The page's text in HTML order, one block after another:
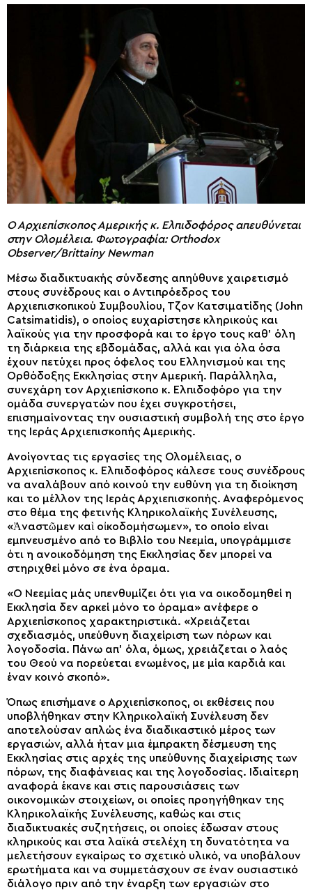
Ο Αρχιεπίσκοπος Αμερικής κ. Ελπιδοφόρος απευθύνεται
στην Ολομέλεια. Φωτογραφία: Orthodox
Observer/Brittainy Newman
Μέσω διαδικτυακής σύνδεσης απηύθυνε χαιρετισμό
στους συνέδρους και ο Αντιπρόεδρος του
Αρχιεπισκοπικού Συμβουλίου, Τζον Κατσιματίδης (John
Catsimatidis), ο οποίος ευχαρίστησε κληρικούς και
λαϊκούς για την προσφορά και το έργο τους καθ’ όλη
τη διάρκεια της εβδομάδας, αλλά και για όλα όσα
έχουν πετύχει προς όφελος του Ελληνισμού και της
Ορθόδοξης Εκκλησίας στην Αμερική. Παράλληλα,
συνεχάρη τον Αρχιεπίσκοπο κ. Ελπιδοφόρο για την
ομάδα συνεργατών που έχει συγκροτήσει,
επισημαίνοντας την ουσιαστική συμβολή της στο έργο
της Ιεράς Αρχιεπισκοπής Αμερικής.
Ανοίγοντας τις εργασίες της Ολομέλειας, ο
Αρχιεπίσκοπος κ. Ελπιδοφόρος κάλεσε τους συνέδρους
να αναλάβουν από κοινού την ευθύνη για τη διοίκηση
και το μέλλον της Ιεράς Αρχιεπισκοπής. Αναφερόμενος
στο θέμα της φετινής Κληρικολαϊκής Συνέλευσης,
«Ἀναστῶμεν καὶ οἰκοδομήσωμεν», το οποίο είναι
εμπνευσμένο από το Βιβλίο του Νεεμία, υπογράμμισε
ότι η ανοικοδόμηση της Εκκλησίας δεν μπορεί να
στηριχθεί μόνο σε ένα όραμα.
«Ο Νεεμίας μάς υπενθυμίζει ότι για να οικοδομηθεί η
Εκκλησία δεν αρκεί μόνο το όραμα» ανέφερε ο
Αρχιεπίσκοπος χαρακτηριστικά. «Χρειάζεται
σχεδιασμός, υπεύθυνη διαχείριση των πόρων και
λογοδοσία. Πάνω απ’ όλα, όμως, χρειάζεται ο λαός
του Θεού να πορεύεται ενωμένος, με μία καρδιά και
έναν κοινό σκοπό».
Όπως επισήμανε ο Αρχιεπίσκοπος, οι εκθέσεις που
υποβλήθηκαν στην Κληρικολαϊκή Συνέλευση δεν
αποτελούσαν απλώς ένα διαδικαστικό μέρος των
εργασιών, αλλά ήταν μια έμπρακτη δέσμευση της
Εκκλησίας στις αρχές της υπεύθυνης διαχείρισης των
πόρων, της διαφάνειας και της λογοδοσίας. Ιδιαίτερη
αναφορά έκανε και στις παρουσιάσεις των
οικονομικών στοιχείων, οι οποίες προηγήθηκαν της
Κληρικολαϊκής Συνέλευσης, καθώς και στις
διαδικτυακές συζητήσεις, οι οποίες έδωσαν στους
κληρικούς και στα λαϊκά στελέχη τη δυνατότητα να
μελετήσουν εγκαίρως το σχετικό υλικό, να υποβάλουν
ερωτήματα και να συμμετάσχουν σε έναν ουσιαστικό
διάλογο πριν από την έναρξη των εργασιών στο